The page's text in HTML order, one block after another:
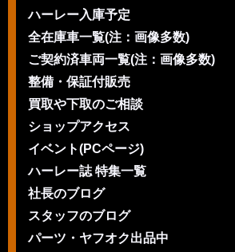
ハーレー入庫予定
全在庫車一覧(注：画像多数)
ご契約済車両一覧(注：画像多数)
整備・保証付販売
買取や下取のご相談
ショップアクセス
イベント(PCページ)
ハーレー誌 特集一覧
社長のブログ
スタッフのブログ
パーツ・ヤフオク出品中